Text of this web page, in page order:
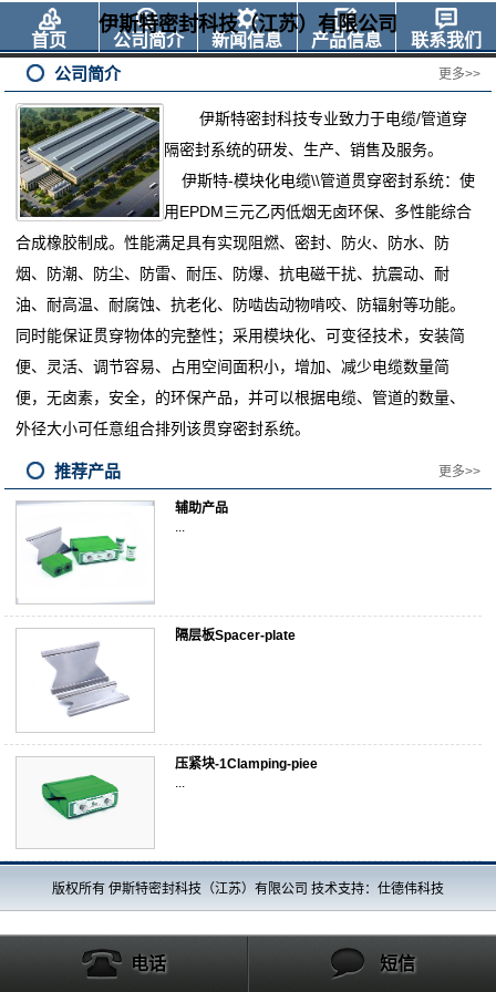
伊斯特密封科技（江苏）有限公司
首页 公司简介 新闻信息 产品信息 联系我们
更多>>
公司简介
伊斯特密封科技专业致力于电缆/管道穿
隔密封系统的研发、生产、销售及服务。
伊斯特-模块化电缆\\管道贯穿密封系统：使
用EPDM三元乙丙低烟无卤环保、多性能综合
合成橡胶制成。性能满足具有实现阻燃、密封、防火、防水、防
烟、防潮、防尘、防雷、耐压、防爆、抗电磁干扰、抗震动、耐
油、耐高温、耐腐蚀、抗老化、防啮齿动物啃咬、防辐射等功能。
同时能保证贯穿物体的完整性；采用模块化、可变径技术，安装简
便、灵活、调节容易、占用空间面积小，增加、减少电缆数量简
便，无卤素，安全，的环保产品，并可以根据电缆、管道的数量、
外径大小可任意组合排列该贯穿密封系统。
推荐产品 更多>>
辅助产品
...
隔层板Spacer-plate
压紧块-1Clamping-piee
版权所有 伊斯特密封科技（江苏）有限公司 技术支持：仕德伟科技
电话 短信